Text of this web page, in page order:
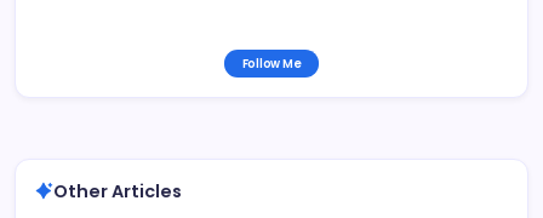
Follow Me
Other Articles